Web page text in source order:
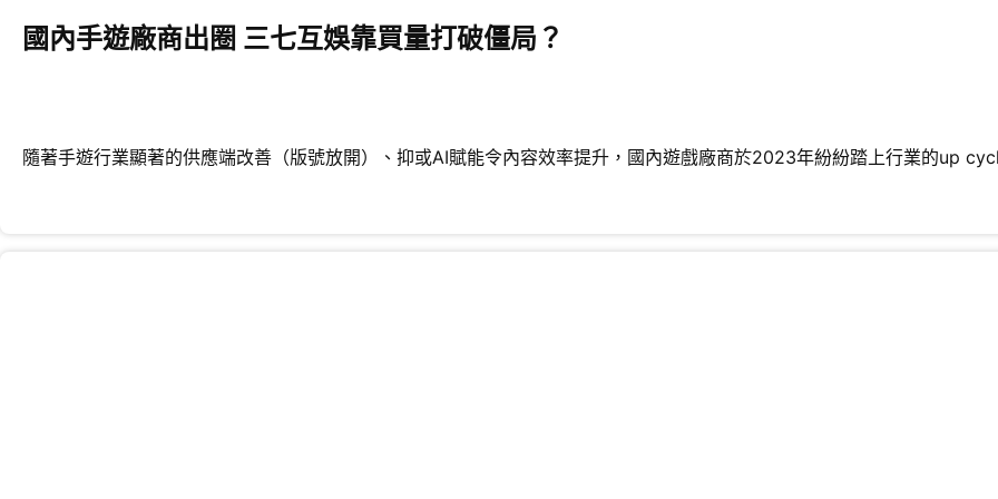
國內手遊廠商出圈 三七互娛靠買量打破僵局？
隨著手遊行業顯著的供應端改善（版號放開）、抑或AI賦能令內容效率提升，國內遊戲廠商於2023年紛紛踏上行業的up